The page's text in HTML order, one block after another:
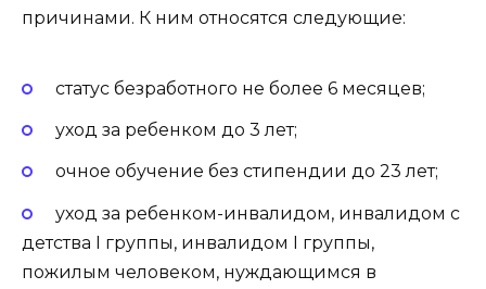
причинами. К ним относятся следующие:
статус безработного не более 6 месяцев;
уход за ребенком до 3 лет;
очное обучение без стипендии до 23 лет;
уход за ребенком-инвалидом, инвалидом с
детства I группы, инвалидом I группы,
пожилым человеком, нуждающимся в